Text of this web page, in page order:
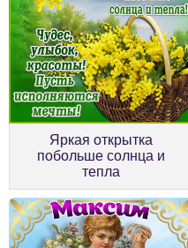
Яркая открытка
побольше солнца и
тепла